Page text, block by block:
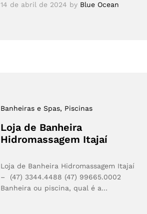
14 de abril de 2024 by Blue Ocean
Banheiras e Spas, Piscinas
Loja de Banheira
Hidromassagem Itajaí
Loja de Banheira Hidromassagem Itajaí
– (47) 3344.4488 (47) 99665.0002
Banheira ou piscina, qual é a…